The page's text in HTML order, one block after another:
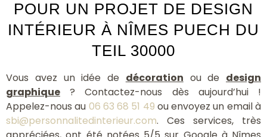
POUR UN PROJET DE DESIGN
INTÉRIEUR À NÎMES PUECH DU
TEIL 30000
Vous avez un idée de décoration ou de design
graphique ? Contactez-nous dès aujourd’hui !
Appelez-nous au 06 63 68 51 49 ou envoyez un email à
sbi@personnalitedinterieur.com. Ces services, très